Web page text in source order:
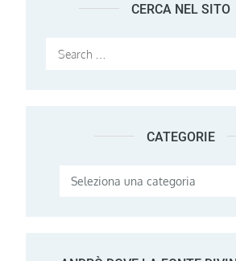
CERCA NEL SITO
Search
CATEGORIE
Categorie